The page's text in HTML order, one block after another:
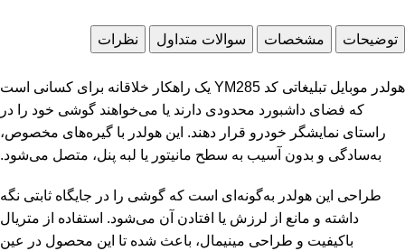
توضیحات مشخصات سوالات متداول نظرات
هولدر موبایل تبلیغاتی کد YM285 یک راهکار خلاقانه برای کسانی است
که فضای داشبورد محدودی دارند یا می‌خواهند گوشی خود را در
راستای نمایشگر خودرو قرار دهند. این هولدر با گیره‌های مخصوص،
به‌سادگی و بدون آسیب به سطح مانیتور یا لبه پنل، متصل می‌شود.
طراحی این هولدر به‌گونه‌ای است که گوشی را در جایگاه ثابتی نگه
داشته و مانع از لرزش یا افتادن آن می‌شود. استفاده از متریال
باکیفیت و طراحی مینیمال، باعث شده تا این محصول در عین